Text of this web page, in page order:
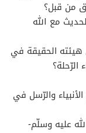
من قبل؟
مع الله
الحقيقة في
الرّحلة؟
والرّسل في
عليه وسلّم-